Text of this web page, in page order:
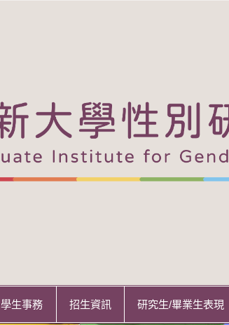
學生事務 招生資訊 研究生/畢業生表現